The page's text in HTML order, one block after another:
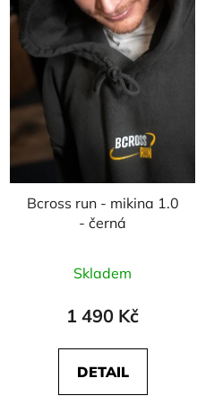
Bcross run - mikina 1.0
- černá
Skladem
1 490 Kč
DETAIL